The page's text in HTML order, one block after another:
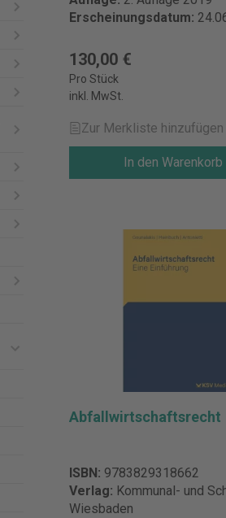
Erscheinungsdatum:
130,00 €
Pro Stück
inkl. MwSt.
Zur Merkliste hinzufügen
In den Warenkorb
Abfallwirtschaftsrecht
ISBN: 9783829318662
Verlag: Kommunal- und
Wiesbaden